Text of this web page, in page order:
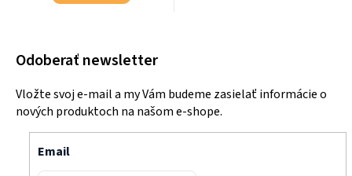
Odoberať newsletter
Vložte svoj e-mail a my Vám budeme zasielať informácie o
nových produktoch na našom e-shope.
Email